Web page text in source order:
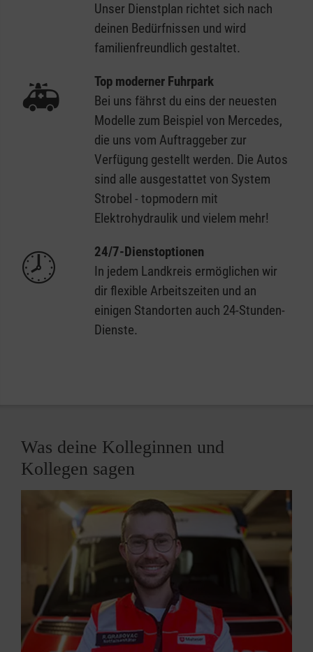
Unser Dienstplan richtet sich nach
deinen Bedürfnissen und wird
familienfreundlich gestaltet.
🚑
Top moderner Fuhrpark
Bei uns fährst du eins der neuesten
Modelle zum Beispiel von Mercedes,
die uns vom Auftraggeber zur
Verfügung gestellt werden. Die Autos
sind alle ausgestattet von System
Strobel - topmodern mit
Elektrohydraulik und vielem mehr!
🕗
24/7-Dienstoptionen
In jedem Landkreis ermöglichen wir
dir flexible Arbeitszeiten und an
einigen Standorten auch 24-Stunden-
Dienste.
Was deine Kolleginnen und
Kollegen sagen